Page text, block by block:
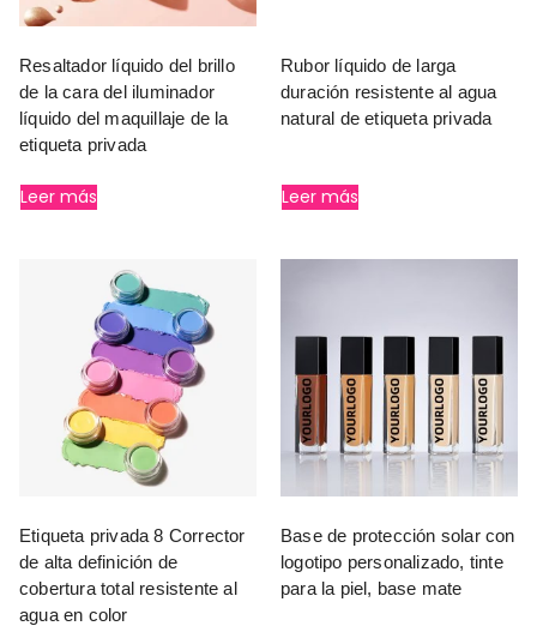
Resaltador líquido del brillo
de la cara del iluminador
líquido del maquillaje de la
etiqueta privada
Leer más
Rubor líquido de larga
duración resistente al agua
natural de etiqueta privada
Leer más
Etiqueta privada 8 Corrector
de alta definición de
cobertura total resistente al
agua en color
Base de protección solar con
logotipo personalizado, tinte
para la piel, base mate